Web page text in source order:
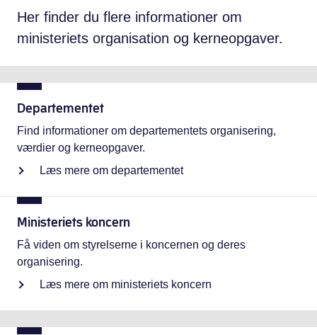
Her finder du flere informationer om
ministeriets organisation og kerneopgaver.
Departementet
Find informationer om departementets organisering,
værdier og kerneopgaver.
Læs mere om departementet
Ministeriets koncern
Få viden om styrelserne i koncernen og deres
organisering.
Læs mere om ministeriets koncern